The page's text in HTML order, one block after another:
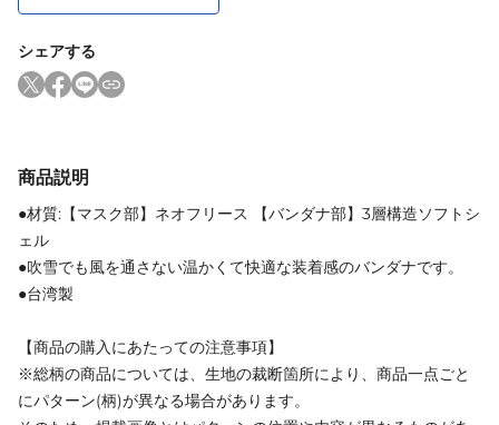
シェアする
商品説明
●材質:【マスク部】ネオフリース 【バンダナ部】3層構造ソフトシ
ェル
●吹雪でも風を通さない温かくて快適な装着感のバンダナです。
●台湾製
【商品の購入にあたっての注意事項】
※総柄の商品については、生地の裁断箇所により、商品一点ごと
にパターン(柄)が異なる場合があります。